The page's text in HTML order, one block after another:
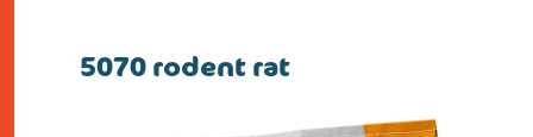
home
5070 rodent rat